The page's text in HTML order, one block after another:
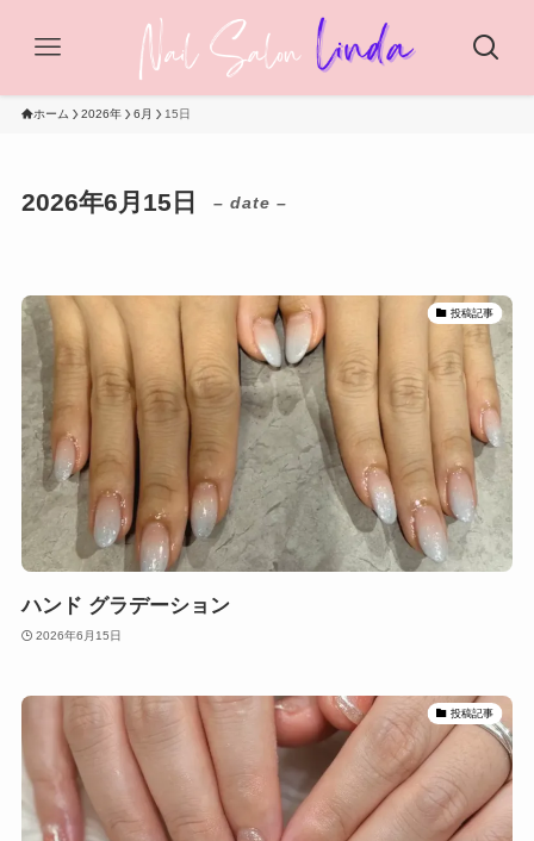
ホーム 2026年 6月 15日
2026年6月15日 – date –
投稿記事
ハンド グラデーション
2026年6月15日
投稿記事